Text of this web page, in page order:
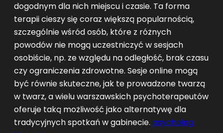
dogodnym dla nich miejscu i czasie. Ta forma
terapii cieszy się coraz większą popularnością,
szczególnie wśród osób, które z różnych
powodów nie mogą uczestniczyć w sesjach
osobiście, np. ze względu na odległość, brak czasu
czy ograniczenia zdrowotne. Sesje online mogą
być równie skuteczne, jak te prowadzone twarzą
w twarz, a wielu warszawskich psychoterapeutów
oferuje taką możliwość jako alternatywę dla
tradycyjnych spotkań w gabinecie. psycholog